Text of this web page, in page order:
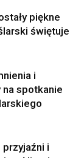
piękne
świętuje
i
spotkanie
i